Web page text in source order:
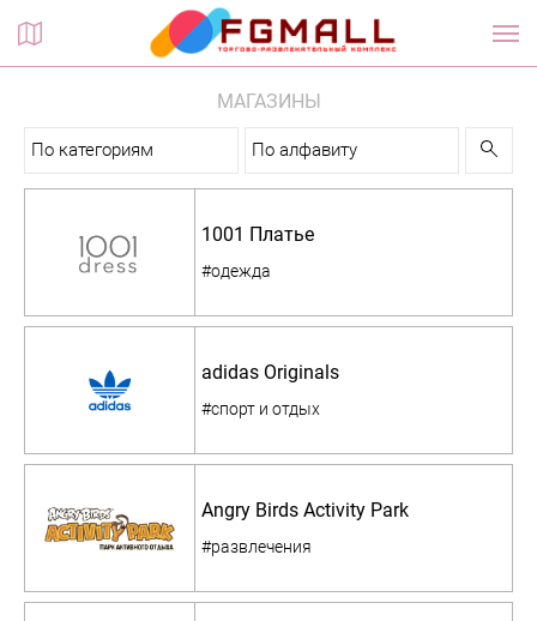
Планы этажей
МАГАЗИНЫ
По категориям По алфавиту
1001 Платье
#одежда
adidas Originals
#спорт и отдых
Angry Birds Activity Park
#развлечения